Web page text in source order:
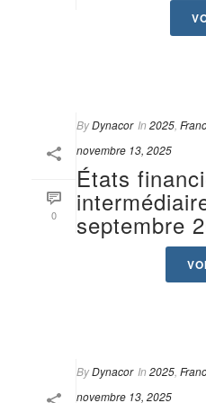
0
ByDynacor In 2025
novembre 13, 2025
États
septembre
ByDynacor In 2025
novembre 13, 2025